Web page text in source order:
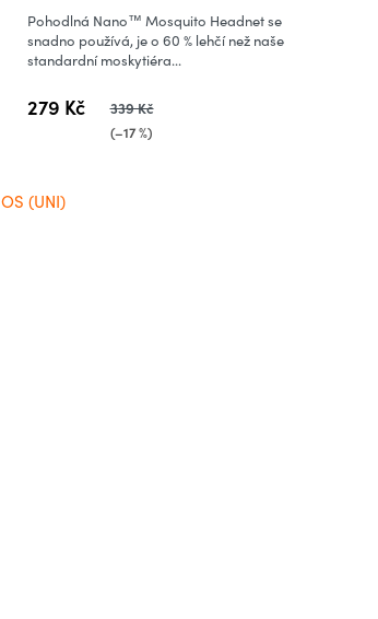
279 Kč 339 Kč
(–17 %)
Pohodlná Nano™ Mosquito Headnet se
snadno používá, je o 60 % lehčí než naše
standardní moskytiéra...
OS (UNI)